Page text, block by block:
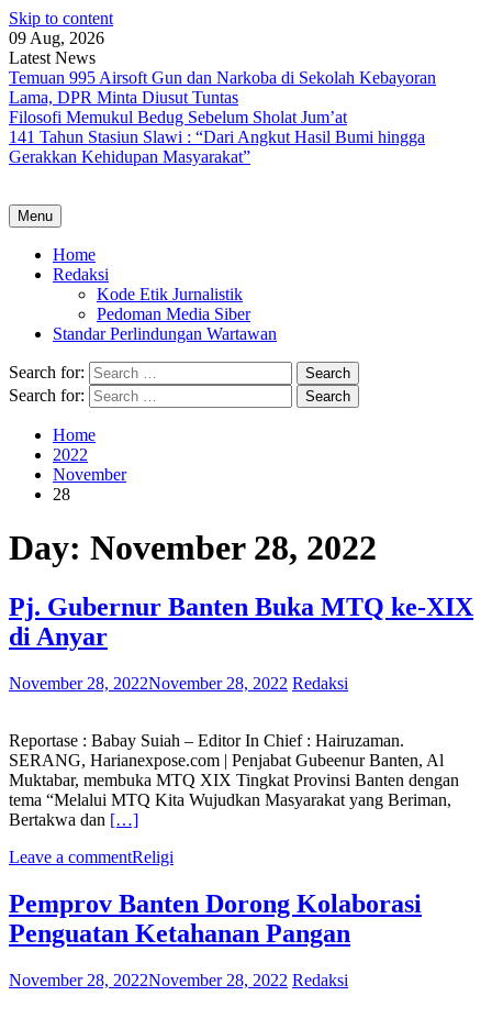
Skip to content
09 Aug, 2026
Latest News
Temuan 995 Airsoft Gun dan Narkoba di Sekolah Kebayoran
Lama, DPR Minta Diusut Tuntas
Filosofi Memukul Bedug Sebelum Sholat Jum’at
141 Tahun Stasiun Slawi : “Dari Angkut Hasil Bumi hingga
Gerakkan Kehidupan Masyarakat”
Menu
Home
Redaksi
Kode Etik Jurnalistik
Pedoman Media Siber
Standar Perlindungan Wartawan
Search for:
Search for:
Home
2022
November
28
Day: November 28, 2022
Pj. Gubernur Banten Buka MTQ ke-XIX
di Anyar
November 28, 2022November 28, 2022 Redaksi
Reportase : Babay Suiah – Editor In Chief : Hairuzaman.
SERANG, Harianexpose.com | Penjabat Gubeenur Banten, Al
Muktabar, membuka MTQ XIX Tingkat Provinsi Banten dengan
tema “Melalui MTQ Kita Wujudkan Masyarakat yang Beriman,
Bertakwa dan […]
Leave a commentReligi
Pemprov Banten Dorong Kolaborasi
Penguatan Ketahanan Pangan
November 28, 2022November 28, 2022 Redaksi